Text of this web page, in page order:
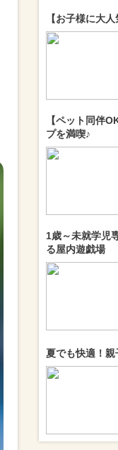
【お子様に大
【ペット同伴
プを満喫♪
1歳～未就学児
る屋内遊戯場
夏でも快適！